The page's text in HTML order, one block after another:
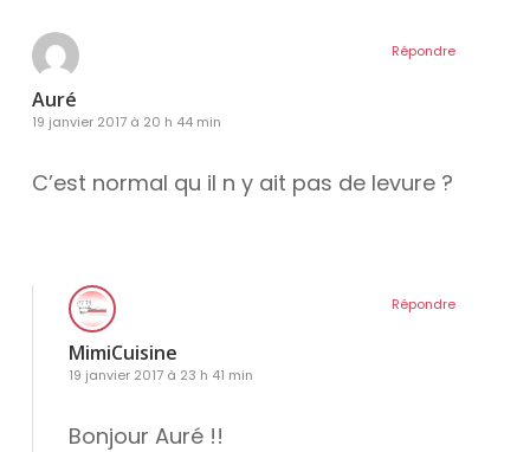
Auré
19 janvier 2017 à 20 h 44 min
C’est normal qu il n y ait pas de levure ?
Répondre
MimiCuisine
19 janvier 2017 à 23 h 41 min
Bonjour Auré !!
Répondre